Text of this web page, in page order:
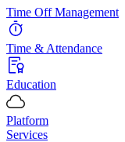
Time Off Management
Time & Attendance
Education
Platform
Services